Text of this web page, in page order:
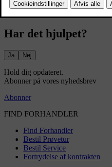
Har det hjulpet?
Ja Nej